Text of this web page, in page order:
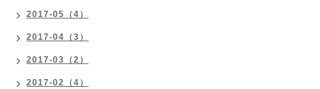
2017-05（4）
2017-04（3）
2017-03（2）
2017-02（4）